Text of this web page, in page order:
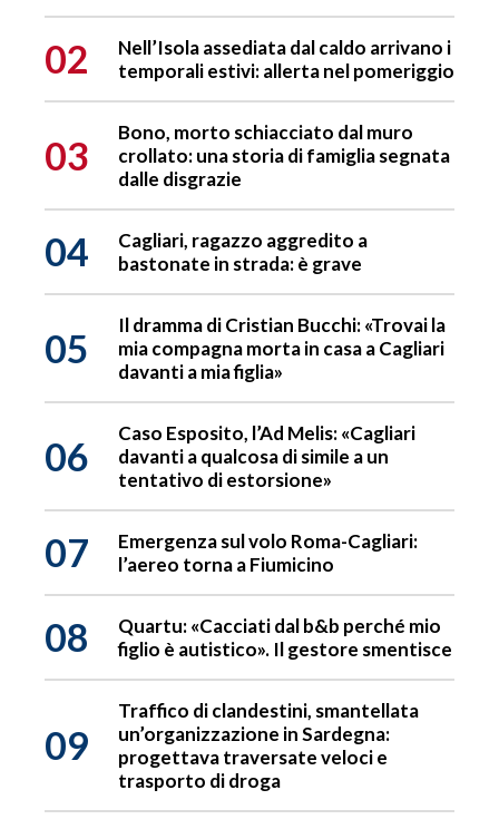
02
Nell’Isola assediata dal caldo arrivano i
temporali estivi: allerta nel pomeriggio
03
Bono, morto schiacciato dal muro
crollato: una storia di famiglia segnata
dalle disgrazie
04
Cagliari, ragazzo aggredito a
bastonate in strada: è grave
05
Il dramma di Cristian Bucchi: «Trovai la
mia compagna morta in casa a Cagliari
davanti a mia figlia»
06
Caso Esposito, l’Ad Melis: «Cagliari
davanti a qualcosa di simile a un
tentativo di estorsione»
07
Emergenza sul volo Roma-Cagliari:
l’aereo torna a Fiumicino
08
Quartu: «Cacciati dal b&b perché mio
figlio è autistico». Il gestore smentisce
09
Traffico di clandestini, smantellata
un’organizzazione in Sardegna:
progettava traversate veloci e
trasporto di droga